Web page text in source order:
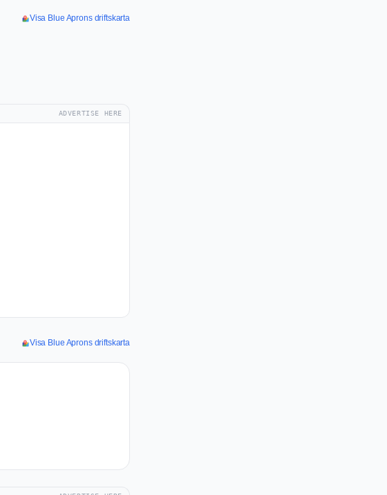
Visa Blue Aprons driftskarta
ADVERTISE HERE
Visa Blue Aprons driftskarta